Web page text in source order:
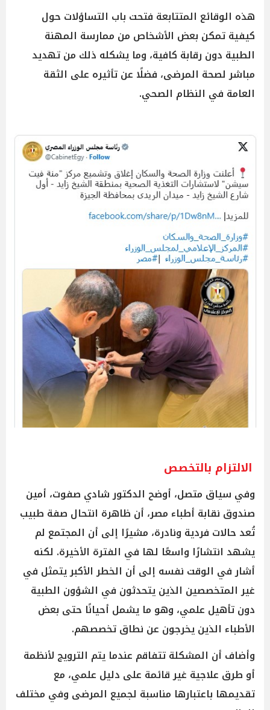
هذه الوقائع المتتابعة فتحت باب التساؤلات حول
كيفية تمكن بعض الأشخاص من ممارسة المهنة
الطبية دون رقابة كافية، وما يشكله ذلك من تهديد
مباشر لصحة المرضى، فضلًا عن تأثيره على الثقة
العامة في النظام الصحي.
الالتزام بالتخصص
وفي سياق متصل، أوضح الدكتور شادي صفوت، أمين
صندوق نقابة أطباء مصر، أن ظاهرة انتحال صفة طبيب
تُعد حالات فردية ونادرة، مشيرًا إلى أن المجتمع لم
يشهد انتشارًا واسعًا لها في الفترة الأخيرة. لكنه
أشار في الوقت نفسه إلى أن الخطر الأكبر يتمثل في
غير المتخصصين الذين يتحدثون في الشؤون الطبية
دون تأهيل علمي، وهو ما يشمل أحيانًا حتى بعض
الأطباء الذين يخرجون عن نطاق تخصصهم.
وأضاف أن المشكلة تتفاقم عندما يتم الترويج لأنظمة
أو طرق علاجية غير قائمة على دليل علمي، مع
تقديمها باعتبارها مناسبة لجميع المرضى وفي مختلف